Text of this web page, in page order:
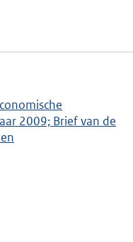
2009; Brief van de